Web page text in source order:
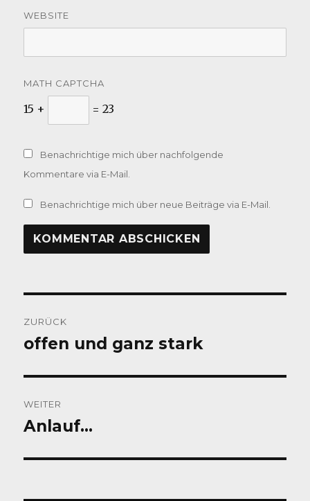
WEBSITE
MATH CAPTCHA
15 + = 23
Benachrichtige mich über nachfolgende
Kommentare via E-Mail.
Benachrichtige mich über neue Beiträge via E-Mail.
ZURÜCK
Vorheriger
offen und ganz stark
WEITER
Nächster
Anlauf…